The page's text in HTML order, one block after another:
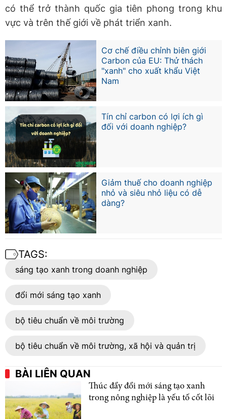
có thể trở thành quốc gia tiên phong trong khu
vực và trên thế giới về phát triển xanh.
Cơ chế điều chỉnh biên giới
Carbon của EU: Thử thách
"xanh" cho xuất khẩu Việt
Nam
Tín chỉ carbon có lợi ích gì
đối với doanh nghiệp?
Giảm thuế cho doanh nghiệp
nhỏ và siêu nhỏ liệu có dễ
dàng?
TAGS:
sáng tạo xanh trong doanh nghiệp
đổi mới sáng tạo xanh
bộ tiêu chuẩn về môi trường
bộ tiêu chuẩn về môi trường, xã hội và quản trị
BÀI LIÊN QUAN
Thúc đẩy đổi mới sáng tạo xanh
trong nông nghiệp là yếu tố cốt lõi